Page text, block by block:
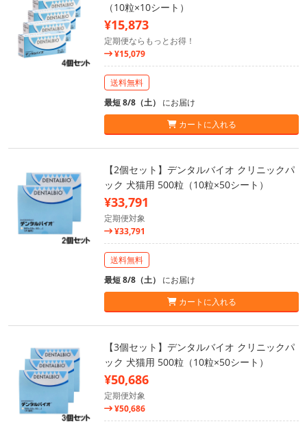
（10粒×10シート）
¥15,873
定期便ならもっとお得！
¥15,079
送料無料
最短 8/8（土） にお届け
カートに入れる
【2個セット】デンタルバイオ クリニックパ
ック 犬猫用 500粒（10粒×50シート）
¥33,791
定期便対象
¥33,791
送料無料
最短 8/8（土） にお届け
カートに入れる
【3個セット】デンタルバイオ クリニックパ
ック 犬猫用 500粒（10粒×50シート）
¥50,686
定期便対象
¥50,686